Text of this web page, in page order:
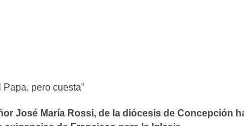
pero cuesta”
José María Rossi, de la diócesis de Concepción